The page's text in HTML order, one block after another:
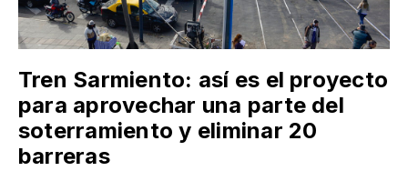
Tren Sarmiento: así es el proyecto
para aprovechar una parte del
soterramiento y eliminar 20
barreras